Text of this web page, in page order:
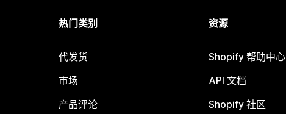
热门类别
代发货
市场
产品评论
资源
Shopify 帮助中心
API 文档
Shopify 社区